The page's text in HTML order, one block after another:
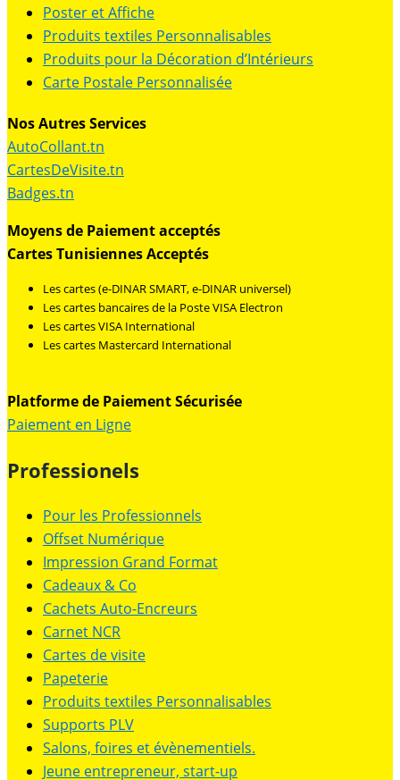
Poster et Affiche
Produits textiles Personnalisables
Produits pour la Décoration d’Intérieurs
Carte Postale Personnalisée
Nos Autres Services
AutoCollant.tn
CartesDeVisite.tn
Badges.tn
Moyens de Paiement acceptés
Cartes Tunisiennes Acceptés
Les cartes (e-DINAR SMART, e-DINAR universel)
Les cartes bancaires de la Poste VISA Electron
Les cartes VISA International
Les cartes Mastercard International
Platforme de Paiement Sécurisée
Paiement en Ligne
Professionels
Pour les Professionnels
Offset Numérique
Impression Grand Format
Cadeaux & Co
Cachets Auto-Encreurs
Carnet NCR
Cartes de visite
Papeterie
Produits textiles Personnalisables
Supports PLV
Salons, foires et évènementiels.
Jeune entrepreneur, start-up